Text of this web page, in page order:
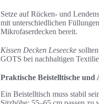
Setze auf Rücken- und
mit unterschiedlichen
Mikrofaserdecken bereit.
Kissen Decken Leseecke
GOTS bei nachhaltigen
Praktische Beistelltische
Ein Beistelltisch muss stabil